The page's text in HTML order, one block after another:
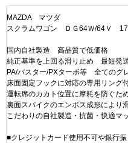
MAZDA マツダ
スクラムワゴン ＤＧ64Ｗ/64Ｖ
国内自社製造 高品質で低価格
純正基準を上回る滑り止め 最短発
PA/バスター/PXターボ等 全てのグ
床面固定フックに対応の専用リング
運転席のカカト位置に摩耗を防ぐた
裏面スパイクのエンボス成形により
こだわりの自社製造・抗菌・快適マッ
■クレジットカード使用不可や銀行